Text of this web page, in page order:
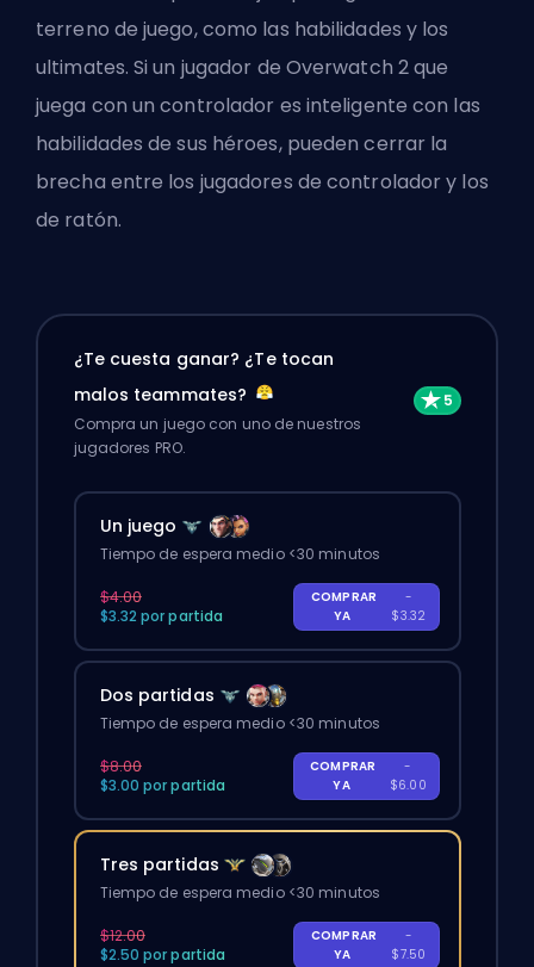
terreno de juego, como las habilidades y los
ultimates. Si un jugador de Overwatch 2 que
juega con un controlador es inteligente con las
habilidades de sus héroes, pueden cerrar la
brecha entre los jugadores de controlador y los
de ratón.
¿Te cuesta ganar? ¿Te tocan
malos teammates?
Compra un juego con uno de nuestros
jugadores PRO.
Un juego
Tiempo de espera medio <30 minutos
$4.00
$3.32 por partida
COMPRAR
YA
-
$3.32
Dos partidas
Tiempo de espera medio <30 minutos
$8.00
$3.00 por partida
COMPRAR
YA
-
$6.00
Tres partidas
Tiempo de espera medio <30 minutos
$12.00
$2.50 por partida
COMPRAR
YA
-
$7.50